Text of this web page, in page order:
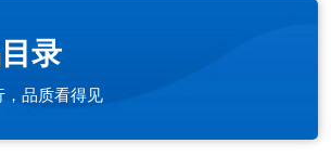
录
，品质看得见